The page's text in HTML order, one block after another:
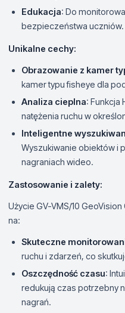
Edukacja: Do
bezpieczeństwa uczniów.
Unikalne cechy:
Obrazowanie z kamer
kamer typu fisheye dla
Analiza cieplna: Funkcja
natężenia ruchu w
Inteligentne
Wyszukiwanie obiektów i
nagraniach wideo.
Zastosowanie i zalety:
Użycie GV-VMS/10
na:
Skuteczne
ruchu i zdarzeń, co
Oszczędność czasu:
redukują czas potrzebny
nagrań.